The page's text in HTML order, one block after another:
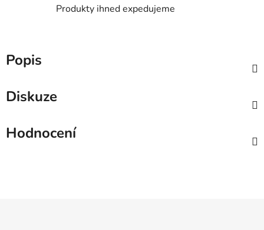
Produkty ihned expedujeme
Popis
Diskuze
Hodnocení